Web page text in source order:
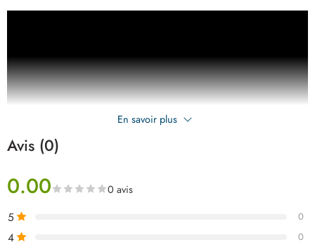
En savoir plus
Avis (0)
0.00 0 avis
5 0
4 0